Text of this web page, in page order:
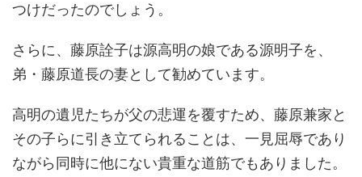
つけだったのでしょう。
さらに、藤原詮子は源高明の娘である源明子を、
弟・藤原道長の妻として勧めています。
高明の遺児たちが父の悲運を覆すため、藤原兼家と
その子らに引き立てられることは、一見屈辱であり
ながら同時に他にない貴重な道筋でもありました。